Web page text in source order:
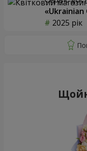
«Ukrainian
2025 рік